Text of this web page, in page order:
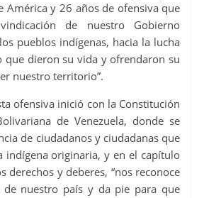
América y 26 años de ofensiva que
de nuestro Gobierno
pueblos indígenas, hacia la lucha
que dieron su vida y ofrendaron su
nuestro territorio”.
ofensiva inició con la Constitución
de Venezuela, donde se
de ciudadanos y ciudadanas que
indígena originaria, y en el capítulo
derechos y deberes, “nos reconoce
de nuestro país y da pie para que